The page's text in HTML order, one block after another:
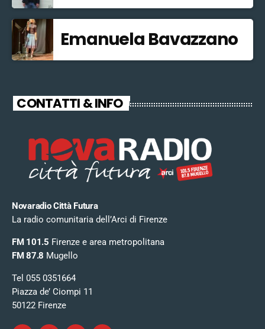
Emanuela Bavazzano
CONTATTI & INFO
Novaradio Città Futura
La radio comunitaria dell’Arci di Firenze
FM 101.5 Firenze e area metropolitana
FM 87.8 Mugello
Tel 055 0351664
Piazza de’ Ciompi 11
50122 Firenze